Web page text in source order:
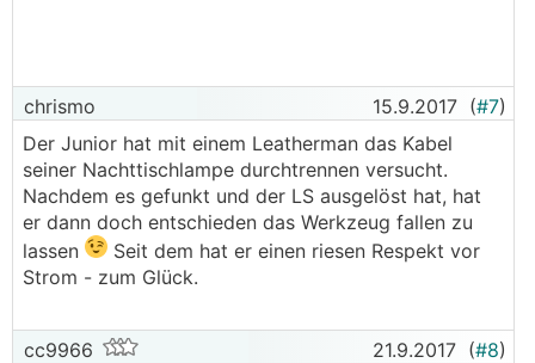
chrismo 15.9.2017 (#7)
Der Junior hat mit einem Leatherman das Kabel
seiner Nachttischlampe durchtrennen versucht.
Nachdem es gefunkt und der LS ausgelöst hat, hat
er dann doch entschieden das Werkzeug fallen zu
lassen
Seit dem hat er einen riesen Respekt vor
Strom - zum Glück.
cc9966 21.9.2017 (#8)